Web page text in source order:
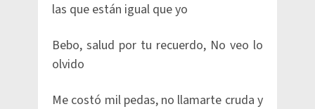
las que están igual que yo
Bebo, salud por tu recuerdo, No veo lo
olvido
Me costó mil pedas, no llamarte cruda y